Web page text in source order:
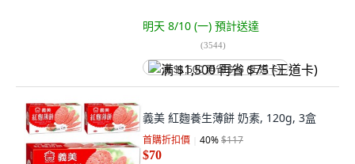
明天 8/10 (一) 預計送達
(3544)
满 $1,500 再省 $75 (王道卡)
義美 紅麴養生薄餅 奶素, 120g, 3盒
首購折扣價 40%$117
$70